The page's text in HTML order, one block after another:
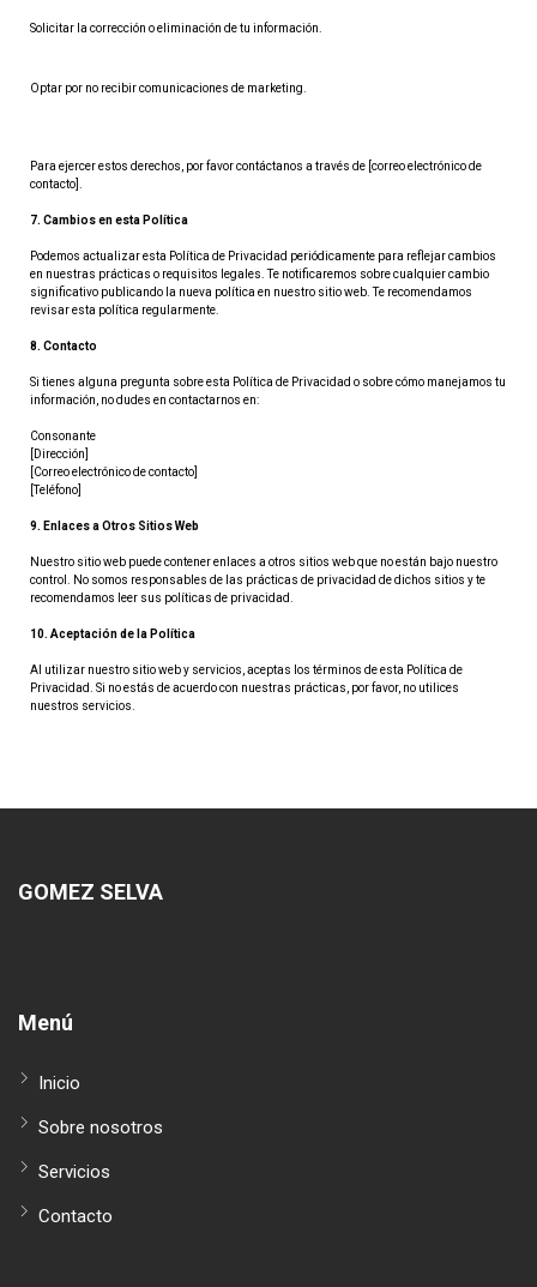
Solicitar la corrección o eliminación de tu información.
Optar por no recibir comunicaciones de marketing.
Para ejercer estos derechos, por favor contáctanos a través de [correo electrónico de
contacto].
7. Cambios en esta Política
Podemos actualizar esta Política de Privacidad periódicamente para reflejar cambios
en nuestras prácticas o requisitos legales. Te notificaremos sobre cualquier cambio
significativo publicando la nueva política en nuestro sitio web. Te recomendamos
revisar esta política regularmente.
8. Contacto
Si tienes alguna pregunta sobre esta Política de Privacidad o sobre cómo manejamos tu
información, no dudes en contactarnos en:
Consonante
[Dirección]
[Correo electrónico de contacto]
[Teléfono]
9. Enlaces a Otros Sitios Web
Nuestro sitio web puede contener enlaces a otros sitios web que no están bajo nuestro
control. No somos responsables de las prácticas de privacidad de dichos sitios y te
recomendamos leer sus políticas de privacidad.
10. Aceptación de la Política
Al utilizar nuestro sitio web y servicios, aceptas los términos de esta Política de
Privacidad. Si no estás de acuerdo con nuestras prácticas, por favor, no utilices
nuestros servicios.
GOMEZ SELVA
Menú
Inicio
Sobre nosotros
Servicios
Contacto